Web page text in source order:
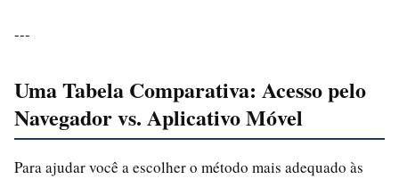
---
Uma Tabela Comparativa: Acesso pelo
Navegador vs. Aplicativo Móvel
Para ajudar você a escolher o método mais adequado às